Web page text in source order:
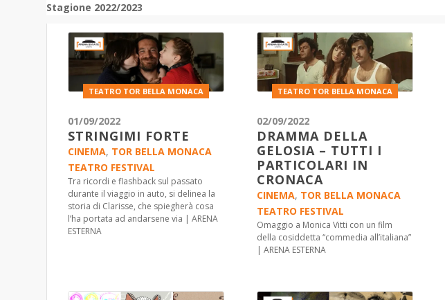
Stagione 2022/2023
TEATRO TOR BELLA MONACA
01/09/2022
STRINGIMI FORTE
CINEMA, TOR BELLA MONACA
TEATRO FESTIVAL
Tra ricordi e flashback sul passato
durante il viaggio in auto, si delinea la
storia di Clarisse, che spiegherà cosa
l’ha portata ad andarsene via | ARENA
ESTERNA
TEATRO TOR BELLA MONACA
02/09/2022
DRAMMA DELLA
GELOSIA – TUTTI I
PARTICOLARI IN
CRONACA
CINEMA, TOR BELLA MONACA
TEATRO FESTIVAL
Omaggio a Monica Vitti con un film
della cosiddetta “commedia all’italiana”
| ARENA ESTERNA